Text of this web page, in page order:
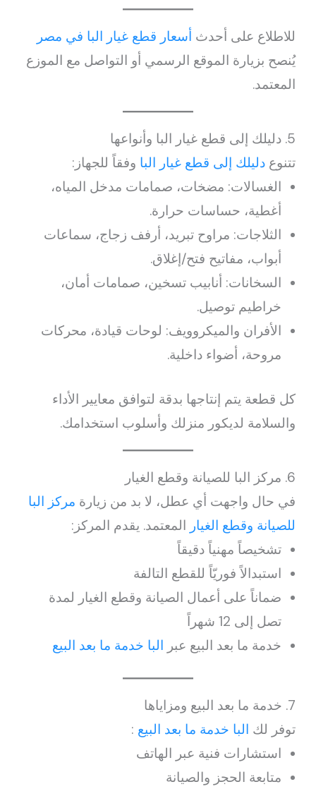
للاطلاع على أحدث أسعار قطع غيار البا في مصر
يُنصح بزيارة الموقع الرسمي أو التواصل مع الموزع
المعتمد.
5. دليلك إلى قطع غيار البا وأنواعها
تتنوعدليلك إلى قطع غيار البا وفقاً للجهاز:
الغسالات: مضخات، صمامات مدخل المياه،
أغطية، حساسات حرارة.
الثلاجات: مراوح تبريد، أرفف زجاج، سماعات
أبواب، مفاتيح فتح/إغلاق.
السخانات: أنابيب تسخين، صمامات أمان،
خراطيم توصيل.
الأفران والميكروويف: لوحات قيادة، محركات
مروحة، أضواء داخلية.
كل قطعة يتم إنتاجها بدقة لتوافق معايير الأداء
والسلامة لديكور منزلك وأسلوب استخدامك.
6. مركز البا للصيانة وقطع الغيار
في حال واجهت أي عطل، لا بد من زيارة مركز البا
للصيانة وقطع الغيار المعتمد. يقدم المركز:
تشخيصاً مهنياً دقيقاً
استبدالاً فوريّاً للقطع التالفة
ضماناً على أعمال الصيانة وقطع الغيار لمدة
تصل إلى 12 شهراً
خدمة ما بعد البيع عبر البا خدمة ما بعد البيع
7. خدمة ما بعد البيع ومزاياها
توفر لك البا خدمة ما بعد البيع :
استشارات فنية عبر الهاتف
متابعة الحجز والصيانة